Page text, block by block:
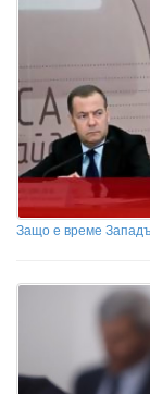
Защо е време